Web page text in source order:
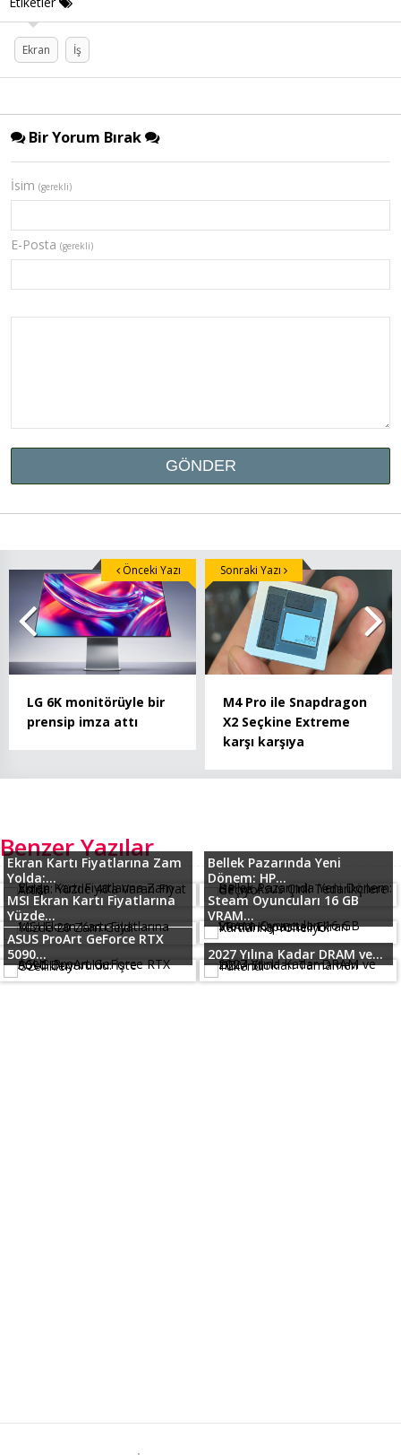
Ekran İş
Bir Yorum Bırak
İsim (gerekli)
E-Posta (gerekli)
LG 6K monitörüyle bir
prensip imza attı
Önceki Yazı
M4 Pro ile Snapdragon
X2 Seçkine Extreme
karşı karşıya
Sonraki Yazı
Benzer Yazılar
Ekran Kartı Fiyatlarına Zam
Yolda:...
Bellek Pazarında Yeni
Dönem: HP...
MSI Ekran Kartı Fiyatlarına
Yüzde...
Steam Oyuncuları 16 GB
VRAM...
ASUS ProArt GeForce RTX
5090...
2027 Yılına Kadar DRAM ve...